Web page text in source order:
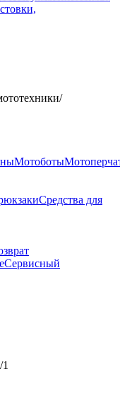
/
Мотоботы
Средства для
Сервисный